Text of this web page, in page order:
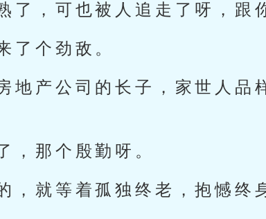
了，可也被人追走了呀，跟
了个劲敌。
地产公司的长子，家世人品
，那个殷勤呀。
，就等着孤独终老，抱憾终